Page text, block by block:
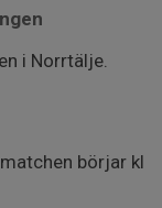
i Norrtälje.
börjar kl